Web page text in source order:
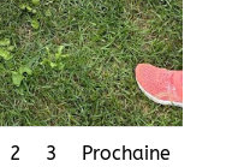
2 3 Prochaine